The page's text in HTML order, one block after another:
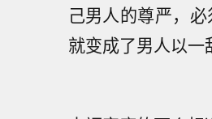
己男人的尊严，
就变成了男人以一